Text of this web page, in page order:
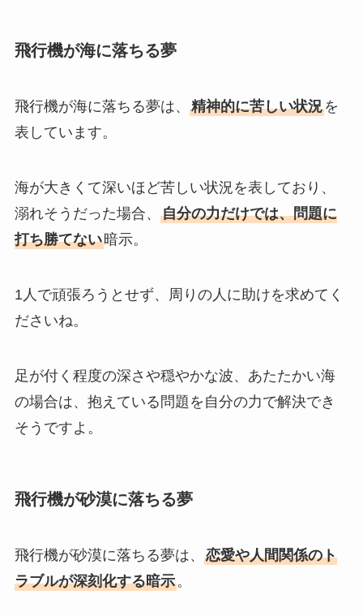
飛行機が海に落ちる夢
飛行機が海に落ちる夢は、 精神的に苦しい状況を
表しています。
海が大きくて深いほど苦しい状況を表しており、
溺れそうだった場合、 自分の力だけでは、問題に
打ち勝てない暗示。
1人で頑張ろうとせず、周りの人に助けを求めてく
ださいね。
足が付く程度の深さや穏やかな波、あたたかい海
の場合は、抱えている問題を自分の力で解決でき
そうですよ。
飛行機が砂漠に落ちる夢
飛行機が砂漠に落ちる夢は、 恋愛や人間関係のト
ラブルが深刻化する暗示。